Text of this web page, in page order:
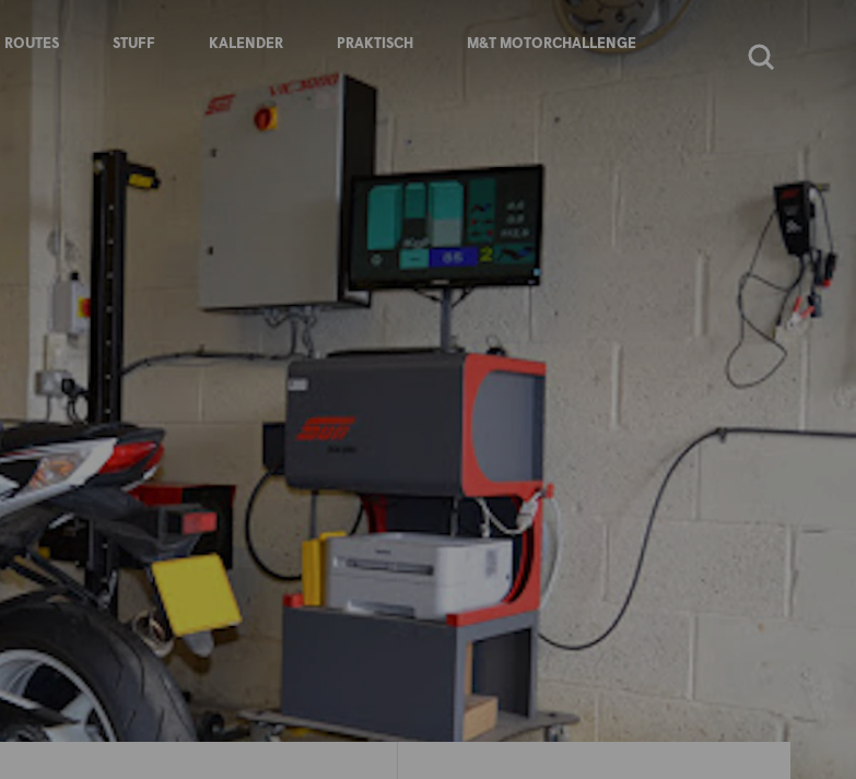
ROUTES STUFF KALENDER PRAKTISCH
M&T MOTORCHALLENGE
Zoeken